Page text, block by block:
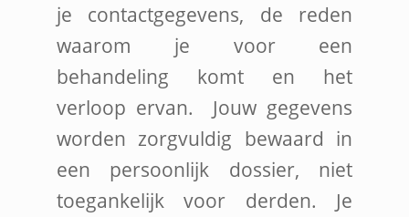
je contactgegevens, de reden
waarom je voor een
behandeling komt en het
verloop ervan. Jouw gegevens
worden zorgvuldig bewaard in
een persoonlijk dossier, niet
toegankelijk voor derden. Je